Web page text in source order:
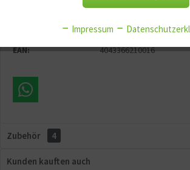
Fragen zum Artikel?
GG11137
EAN:
4043366210016
Zubehör 4
Kunden kauften auch
Impressum